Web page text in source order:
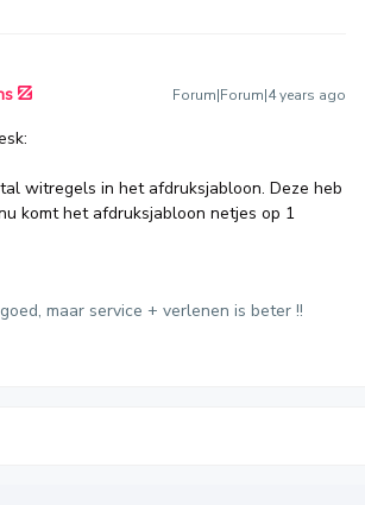
Forum|Forum|4 years ago
witregels in het afdruksjabloon. Deze heb
komt het afdruksjabloon netjes op 1
maar service + verlenen is beter !!